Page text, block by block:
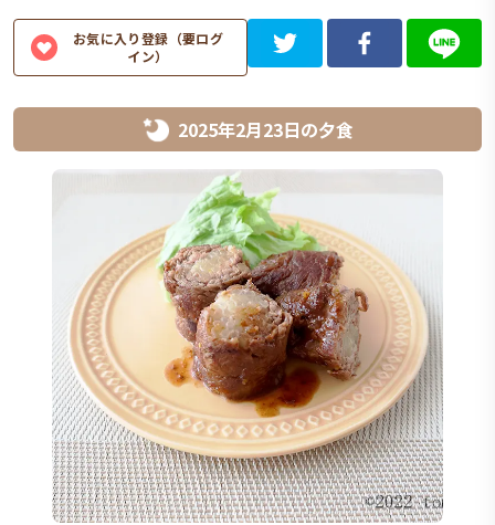
お気に入り登録（要ログ
イン）
2025年2月23日の夕食